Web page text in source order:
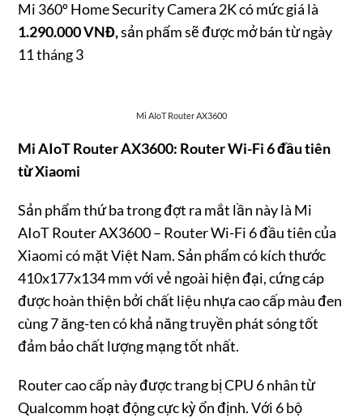
Mi 360º Home Security Camera 2K có mức giá là
1.290.000 VNĐ,sản phẩm sẽ được mở bán từ ngày
11 tháng 3
Mi AIoT Router AX3600
Mi AIoT Router AX3600: Router Wi-Fi 6 đầu tiên
từ Xiaomi
Sản phẩm thứ ba trong đợt ra mắt lần này là Mi
AIoT Router AX3600 – Router Wi-Fi 6 đầu tiên của
Xiaomi có mặt Việt Nam. Sản phẩm có kích thước
410x177x134 mm vớivẻ ngoài hiện đại, cứng cáp
được hoàn thiện bởi chất liệu nhựa cao cấp màu đen
cùng 7 ăng-ten có khả năng truyền phát sóng tốt
đảm bảo chất lượng mạng tốt nhất.
Router cao cấp này được trang bị CPU 6 nhân từ
Qualcomm hoạt động cực kỳ ổn định. Với 6 bộ